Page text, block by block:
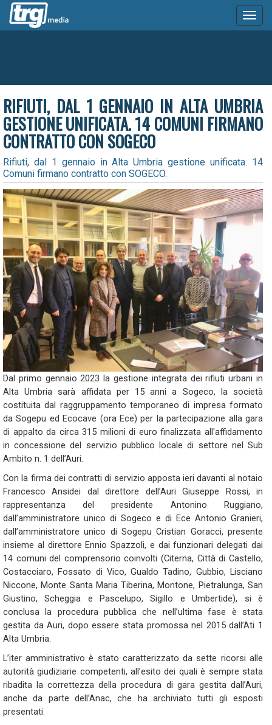
RIFIUTI, DAL 1 GENNAIO IN ALTA UMBRIA
GESTIONE UNIFICATA. 14 COMUNI FIRMANO
CONTRATTO CON SOGECO
Rifiuti, dal 1 gennaio in Alta Umbria gestione unificata. 14
Comuni firmano contratto con SOGECO.
Dal primo gennaio 2023 la gestione integrata dei rifiuti urbani in
Alta Umbria sarà affidata per 15 anni a Sogeco, la società
costituita dal raggruppamento temporaneo di impresa formato
da Sogepu ed Ecocave (ora Ece) per la partecipazione alla gara
di appalto da circa 315 milioni di euro finalizzata all'affidamento
in concessione del servizio pubblico locale di settore nel Sub
Ambito n. 1 dell’Auri.
Con la firma dei contratti di servizio apposta ieri davanti al notaio
Francesco Ansidei dal direttore dell’Auri Giuseppe Rossi, in
rappresentanza del presidente Antonino Ruggiano,
dall’amministratore unico di Sogeco e di Ece Antonio Granieri,
dall’amministratore unico di Sogepu Cristian Goracci, presente
insieme al direttore Ennio Spazzoli, e dai funzionari delegati dai
14 comuni del comprensorio coinvolti (Citerna, Città di Castello,
Costacciaro, Fossato di Vico, Gualdo Tadino, Gubbio, Lisciano
Niccone, Monte Santa Maria Tiberina, Montone, Pietralunga, San
Giustino, Scheggia e Pascelupo, Sigillo e Umbertide), si è
conclusa la procedura pubblica che nell’ultima fase è stata
gestita da Auri, dopo essere stata promossa nel 2015 dall’Ati 1
Alta Umbria.
L’iter amministrativo è stato caratterizzato da sette ricorsi alle
autorità giudiziarie competenti, all’esito dei quali è sempre stata
ribadita la correttezza della procedura di gara gestita dall’Auri,
anche da parte dell’Anac, che ha archiviato tutti gli esposti
presentati.